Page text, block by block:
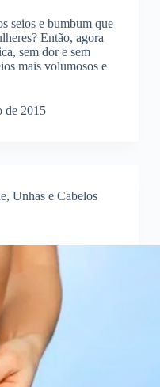
seios e bumbum que
Então, agora
sem dor e sem
mais volumosos e
de 2015
Unhas e Cabelos